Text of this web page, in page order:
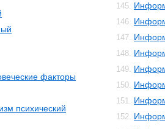
факторы
психический
145.
146.
147.
148.
149.
150.
151.
152.